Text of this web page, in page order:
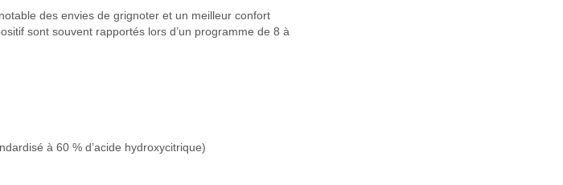
des envies de grignoter et un meilleur confort
sont souvent rapportés lors d’un programme de 8 à
à 60 % d’acide hydroxycitrique)